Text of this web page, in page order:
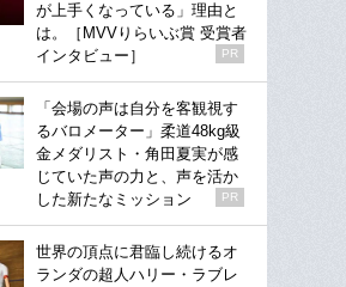
が上手くなっている」理由と
は。［MVVりらいぶ賞 受賞者
インタビュー］
PR
「会場の声は自分を客観視す
るバロメーター」柔道48kg級
金メダリスト・角田夏実が感
じていた声の力と、声を活か
した新たなミッション
PR
世界の頂点に君臨し続けるオ
ランダの超人ハリー・ラブレ